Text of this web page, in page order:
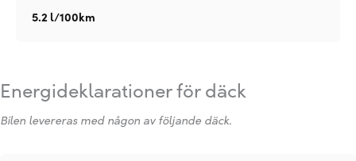
5.2 l/100km
Energideklarationer för däck
Bilen levereras med någon av följande däck.